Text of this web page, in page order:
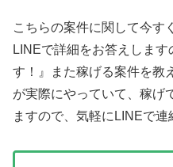
こちらの案件に関して今す
LINEで詳細をお答えしま
す！』
また稼げる案件を教
が実際にやっていて、稼げ
ますので、気軽にLINEで連